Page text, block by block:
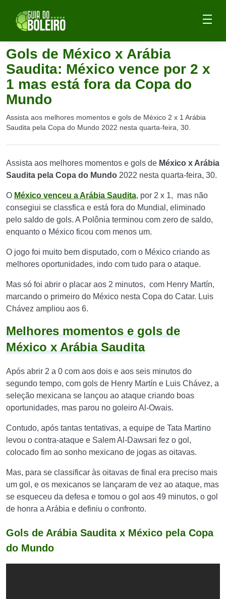
Gols de México x Arábia
Saudita: México vence por 2 x
1 mas está fora da Copa do
Mundo
Assista aos melhores momentos e gols de México 2 x 1 Arábia
Saudita pela Copa do Mundo 2022 nesta quarta-feira, 30.
Assista aos melhores momentos e gols de México x Arábia
Saudita pela Copa do Mundo 2022 nesta quarta-feira, 30.
O México venceu a Arábia Saudita, por 2 x 1, mas não
consegiui se classfica e está fora do Mundial, eliminado
pelo saldo de gols. A Polônia terminou com zero de saldo,
enquanto o México ficou com menos um.
O jogo foi muito bem disputado, com o México criando as
melhores oportunidades, indo com tudo para o ataque.
Mas só foi abrir o placar aos 2 minutos, com Henry Martín,
marcando o primeiro do México nesta Copa do Catar. Luis
Chávez ampliou aos 6.
Melhores momentos e gols de
México x Arábia Saudita
Após abrir 2 a 0 com aos dois e aos seis minutos do
segundo tempo, com gols de Henry Martín e Luis Chávez, a
seleção mexicana se lançou ao ataque criando boas
oportunidades, mas parou no goleiro Al-Owais.
Contudo, após tantas tentativas, a equipe de Tata Martino
levou o contra-ataque e Salem Al-Dawsari fez o gol,
colocado fim ao sonho mexicano de jogas as oitavas.
Mas, para se classificar às oitavas de final era preciso mais
um gol, e os mexicanos se lançaram de vez ao ataque, mas
se esqueceu da defesa e tomou o gol aos 49 minutos, o gol
de honra a Arábia e definiu o confronto.
Gols de Arábia Saudita x México pela Copa
do Mundo